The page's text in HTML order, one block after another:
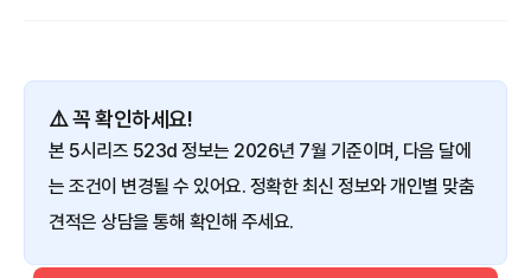
⚠️ 꼭 확인하세요!
본 5시리즈 523d 정보는 2026년 7월 기준이며, 다음 달에
는 조건이 변경될 수 있어요. 정확한 최신 정보와 개인별 맞춤
견적은 상담을 통해 확인해 주세요.